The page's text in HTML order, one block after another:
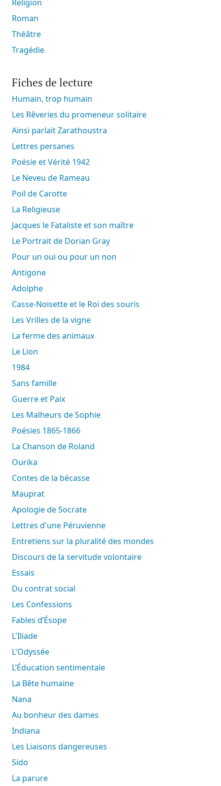
Religion
Roman
Théâtre
Tragédie
Fiches de lecture
Humain, trop humain
Les Rêveries du promeneur solitaire
Ainsi parlait Zarathoustra
Lettres persanes
Poésie et Vérité 1942
Le Neveu de Rameau
Poil de Carotte
La Religieuse
Jacques le Fataliste et son maître
Le Portrait de Dorian Gray
Pour un oui ou pour un non
Antigone
Adolphe
Casse-Noisette et le Roi des souris
Les Vrilles de la vigne
La ferme des animaux
Le Lion
1984
Sans famille
Guerre et Paix
Les Malheurs de Sophie
Poésies 1865-1866
La Chanson de Roland
Ourika
Contes de la bécasse
Mauprat
Apologie de Socrate
Lettres d'une Péruvienne
Entretiens sur la pluralité des mondes
Discours de la servitude volontaire
Essais
Du contrat social
Les Confessions
Fables d’Ésope
L'Iliade
L'Odyssée
L’Éducation sentimentale
La Bête humaine
Nana
Au bonheur des dames
Indiana
Les Liaisons dangereuses
Sido
La parure